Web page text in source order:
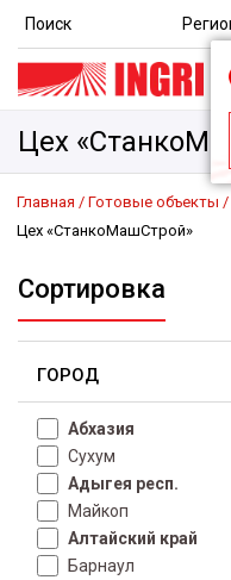
Поиск
Цех
Главная Готовые объекты
Цех «СтанкоМашСтрой»
Сортировка
ГОРОД
Абхазия
Сухум
Адыгея респ.
Майкоп
Алтайский край
Барнаул